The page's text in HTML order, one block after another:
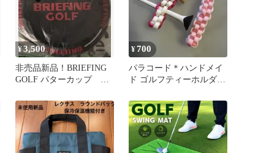
¥3,500
非売品新品！BRIEFING
GOLF パターカップ ノ
¥700
パラコード＊ハンドメイ
ド ゴルフティーホルダー